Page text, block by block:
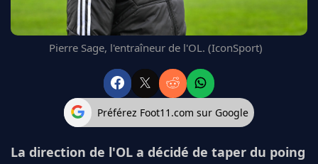
L'AVIS DE LA RÉDAC'
Pierre Sage, l'entraîneur de l'OL. (IconSport)
Préférez Foot11.com sur Google
La direction de l'OL a décidé de taper du poing